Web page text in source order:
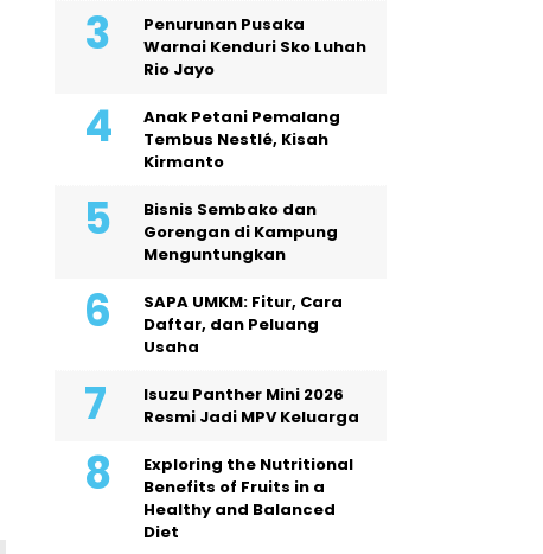
Penurunan Pusaka
Warnai Kenduri Sko Luhah
Rio Jayo
Anak Petani Pemalang
Tembus Nestlé, Kisah
Kirmanto
Bisnis Sembako dan
Gorengan di Kampung
Menguntungkan
SAPA UMKM: Fitur, Cara
Daftar, dan Peluang
Usaha
Isuzu Panther Mini 2026
Resmi Jadi MPV Keluarga
Exploring the Nutritional
Benefits of Fruits in a
Healthy and Balanced
Diet